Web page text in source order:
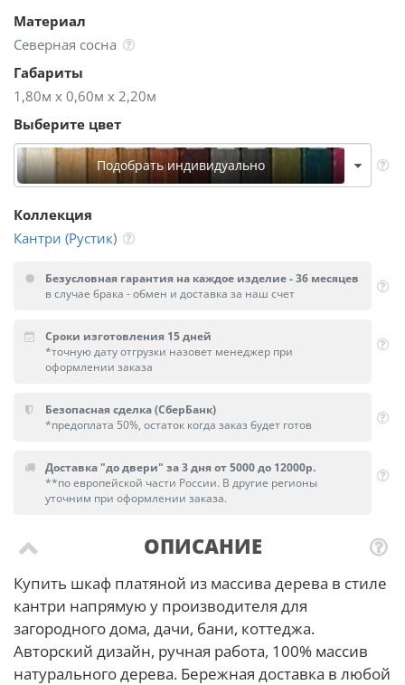
Материал
Северная сосна
Габариты
1,80м х 0,60м х 2,20м
Выберите цвет
Подобрать индивидуально
Коллекция
Кантри (Рустик)
Безусловная гарантия на каждое изделие - 36 месяцев
в случае брака - обмен и доставка за наш счет
Сроки изготовления 15 дней
*точную дату отгрузки назовет менеджер при
оформлении заказа
Безопасная сделка (СберБанк)
*предоплата 50%, остаток когда заказ будет готов
Доставка "до двери" за 3 дня от 5000 до 12000р.
**по европейской части России. В другие регионы
уточним при оформлении заказа.
ОПИСАНИЕ
Купить шкаф платяной из массива дерева в стиле
кантри напрямую у производителя для
загородного дома, дачи, бани, коттеджа.
Авторский дизайн, ручная работа, 100% массив
натурального дерева. Бережная доставка в любой